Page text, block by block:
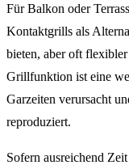
Für Balkon oder
Kontaktgrills als
bieten, aber oft
Grillfunktion ist eine
Garzeiten verursacht
reproduziert.
Sofern ausreichend